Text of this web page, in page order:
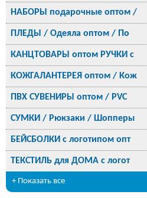
НАБОРЫ подарочные оптом /
ПЛЕДЫ / Одеяла оптом / По
КАНЦТОВАРЫ оптом РУЧКИ с
КОЖГАЛАНТЕРЕЯ оптом / Кож
ПВХ СУВЕНИРЫ оптом / PVC
СУМКИ / Рюкзаки / Шопперы
БЕЙСБОЛКИ с логотипом опт
ТЕКСТИЛЬ для ДОМА с логот
+ Показать все